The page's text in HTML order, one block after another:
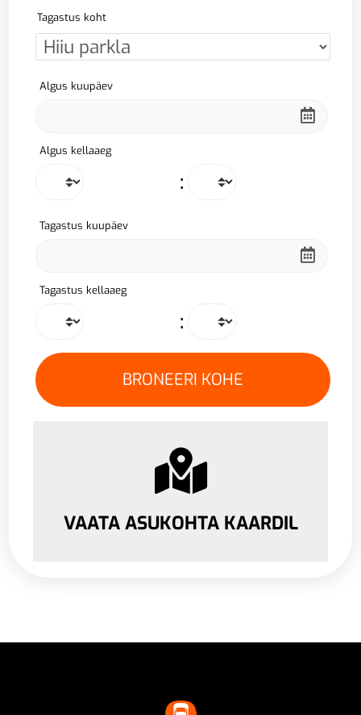
Tagastus koht
Algus kuupäev
Algus kellaaeg
:
Tagastus kuupäev
Tagastus kellaaeg
:
VAATA ASUKOHTA KAARDIL